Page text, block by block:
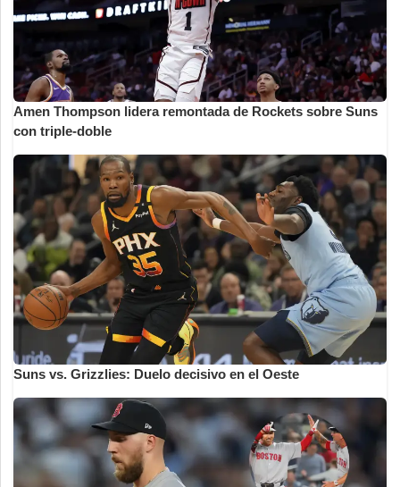
Amen Thompson lidera remontada de Rockets sobre Suns
con triple-doble
Suns vs. Grizzlies: Duelo decisivo en el Oeste